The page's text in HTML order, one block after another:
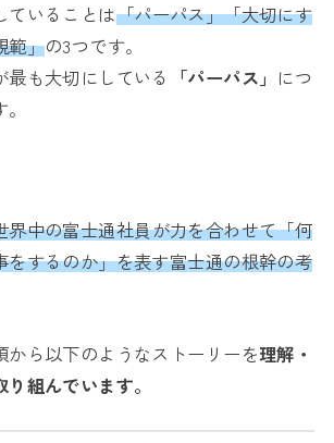
ていることは「パーパス」「大切にす
範」の3つです。
も大切にしている 「パーパス」 につ
界中の富士通社員が力を合わせて「何
をするのか」を表す富士通の根幹の考
から以下のようなストーリーを理解・
組んでいます。